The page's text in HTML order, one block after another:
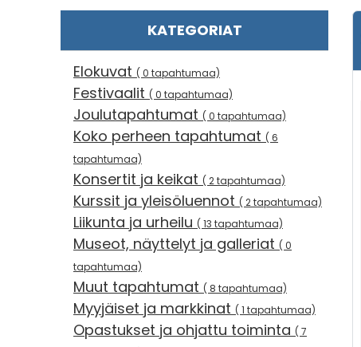
KATEGORIAT
Elokuvat ( 0 tapahtumaa)
Festivaalit ( 0 tapahtumaa)
Joulutapahtumat ( 0 tapahtumaa)
Koko perheen tapahtumat ( 6
tapahtumaa)
Konsertit ja keikat ( 2 tapahtumaa)
Kurssit ja yleisöluennot ( 2 tapahtumaa)
Liikunta ja urheilu ( 13 tapahtumaa)
Museot, näyttelyt ja galleriat ( 0
tapahtumaa)
Muut tapahtumat ( 8 tapahtumaa)
Myyjäiset ja markkinat ( 1 tapahtumaa)
Opastukset ja ohjattu toiminta ( 7